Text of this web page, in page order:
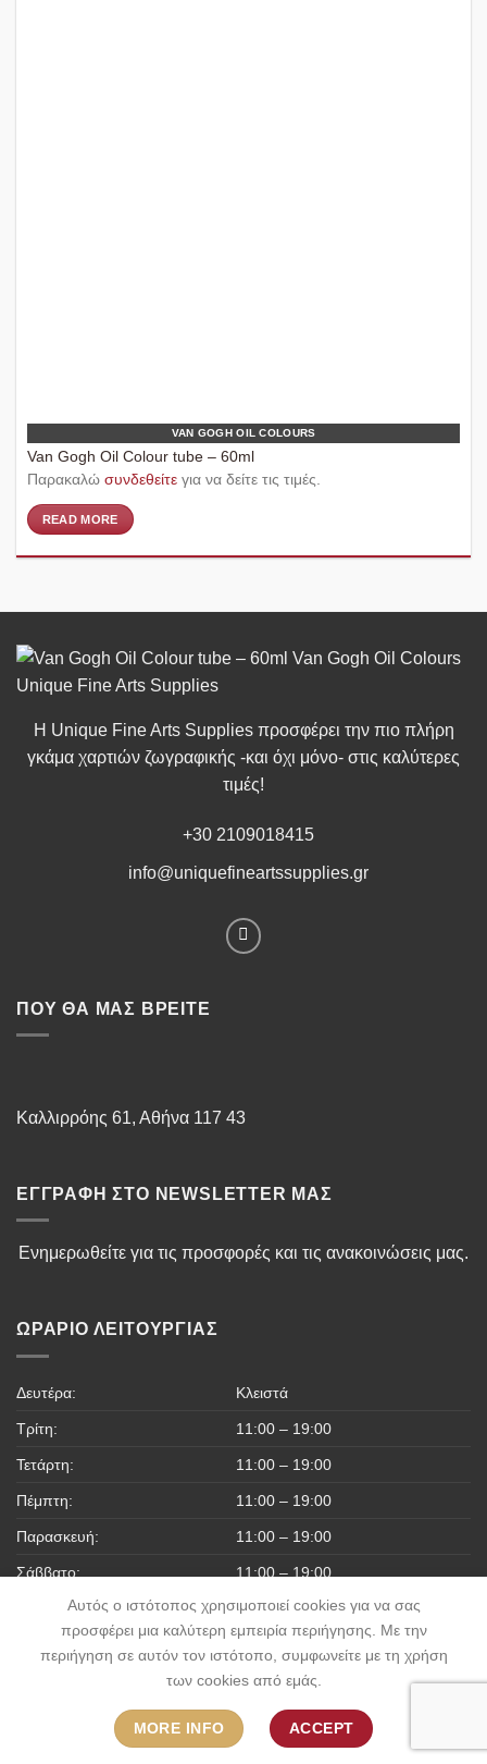
VAN GOGH OIL COLOURS
Van Gogh Oil Colour tube – 60ml
Παρακαλώ συνδεθείτεγια να δείτε τις τιμές.
READ MORE
Η Unique Fine Arts Supplies προσφέρει την πιο πλήρη
γκάμα χαρτιών ζωγραφικής -και όχι μόνο- στις καλύτερες
τιμές!
+30 2109018415
info@uniquefineartssupplies.gr
ΠΟΥ ΘΑ ΜΑΣ ΒΡΕΊΤΕ
Καλλιρρόης 61, Αθήνα 117 43
ΕΓΓΡΑΦΉ ΣΤΟ NEWSLETTER ΜΑΣ
Ενημερωθείτε για τις προσφορές και τις ανακοινώσεις μας.
ΩΡΆΡΙΟ ΛΕΙΤΟΥΡΓΊΑΣ
Δευτέρα: Κλειστά
Τρίτη: 11:00 – 19:00
Τετάρτη: 11:00 – 19:00
Πέμπτη: 11:00 – 19:00
Παρασκευή: 11:00 – 19:00
Σάββατο: 11:00 – 19:00
Κυριακή: Κλειστά
ΠΟΛΙΤΙΚΉ ΑΠΟΡΡΉΤΟΥ
ΠΟΛΙΤΙΚΉ ΕΠΙΣΤΡΟΦΏΝ & ΑΚΥΡΏΣΕΩΝ
Αυτός ο ιστότοπος χρησιμοποιεί cookies για να σας
προσφέρει μια καλύτερη εμπειρία περιήγησης. Με την
περιήγηση σε αυτόν τον ιστότοπο, συμφωνείτε με τη χρήση
των cookies από εμάς.
MORE INFO ACCEPT